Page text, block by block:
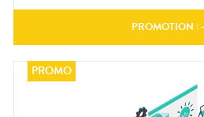
PROMOTION : -